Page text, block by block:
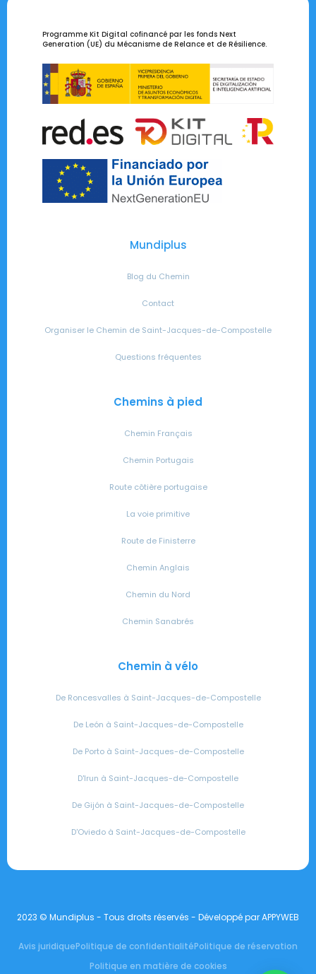
Programme Kit Digital cofinancé par les fonds Next
Generation (UE) du Mécanisme de Relance et de Résilience.
Mundiplus
Blog du Chemin
Contact
Organiser le Chemin de Saint-Jacques-de-Compostelle
Questions fréquentes
Chemins à pied
Chemin Français
Chemin Portugais
Route côtière portugaise
La voie primitive
Route de Finisterre
Chemin Anglais
Chemin du Nord
Chemin Sanabrés
Chemin à vélo
De Roncesvalles à Saint-Jacques-de-Compostelle
De León à Saint-Jacques-de-Compostelle
De Porto à Saint-Jacques-de-Compostelle
D'Irun à Saint-Jacques-de-Compostelle
De Gijón à Saint-Jacques-de-Compostelle
D'Oviedo à Saint-Jacques-de-Compostelle
2023 © Mundiplus - Tous droits réservés - Développé par APPYWEB
Avis juridiquePolitique de confidentialitéPolitique de réservation
Politique en matière de cookies